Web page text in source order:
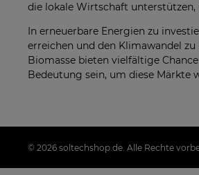
die lokale Wirtschaft
In erneuerbare Energien zu
erreichen und den Klimawandel
Biomasse bieten vielfältige
Bedeutung sein, um diese Märkte
© 2026 soltechshop.de. Alle Rechte